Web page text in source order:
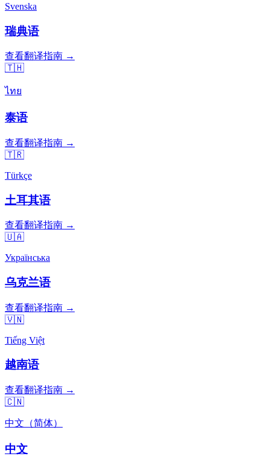
Svenska
瑞典语
查看翻译指南 →
🇹🇭
ไทย
泰语
查看翻译指南 →
🇹🇷
Türkçe
土耳其语
查看翻译指南 →
🇺🇦
Українська
乌克兰语
查看翻译指南 →
🇻🇳
Tiếng Việt
越南语
查看翻译指南 →
🇨🇳
中文（简体）
中文